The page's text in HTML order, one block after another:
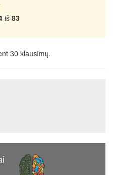
iš 83
30 klausimų.